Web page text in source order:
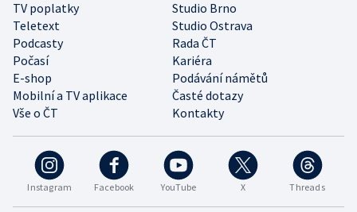
Instagram Facebook YouTube X Threads
TV poplatky
Studio Brno
Teletext
Studio Ostrava
Podcasty
Rada ČT
Počasí
Kariéra
E-shop
Podávání námětů
Mobilní a TV aplikace
Časté dotazy
Vše o ČT
Kontakty